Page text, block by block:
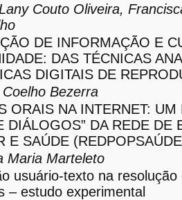
Couto Oliveira,
DE INFORMAÇÃO E
DAS TÉCNICAS
DIGITAIS DE
Bezerra
ORAIS NA INTERNET: UM
DIÁLOGOS” DA REDE DE
E SAÚDE
Maria Marteleto
usuário-texto na resolução
– estudo experimental